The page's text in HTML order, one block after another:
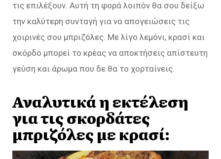
τις επιλέξουν. Αυτή τη φορά λοιπόν θα σου δείξω
την καλύτερη συνταγή για να απογειώσεις τις
χοιρινές σου μπριζόλες. Με λίγο λεμόνι, κρασί και
σκόρδο μπορεί το κρέας να αποκτήσεις απίστευτη
γεύση και άρωμα που δε θα το χορταίνεις.
Αναλυτικά η εκτέλεση
για τις σκορδάτες
μπριζόλες με κρασί: